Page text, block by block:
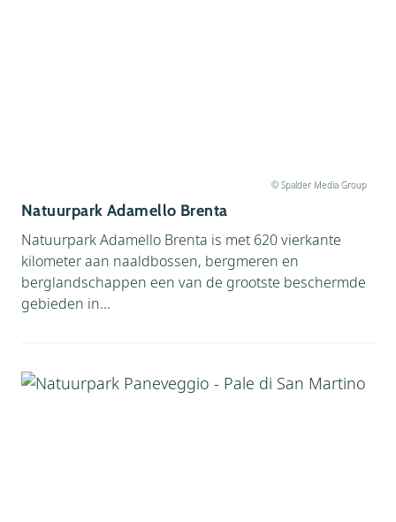
© Spalder Media Group
Natuurpark Adamello Brenta
Natuurpark Adamello Brenta is met 620 vierkante
kilometer aan naaldbossen, bergmeren en
berglandschappen een van de grootste beschermde
gebieden in...